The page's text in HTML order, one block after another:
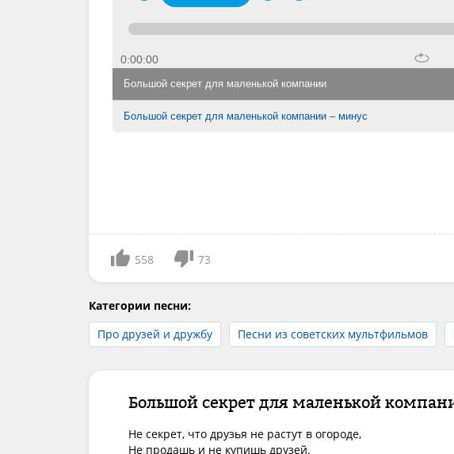
0:00:00
Большой секрет для маленькой компании
Большой секрет для маленькой компании – минус
558 73
Категории песни:
Про друзей и дружбу
Песни из советских мультфильмов
Большой секрет для маленькой
Не секрет, что друзья не растут в огороде,
Не продашь и не купишь друзей.